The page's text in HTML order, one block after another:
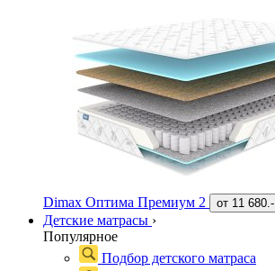
Dimax Оптима Премиум 2 от 11 680.-
Детские матрасы ›
Популярное
Подбор детского матраса